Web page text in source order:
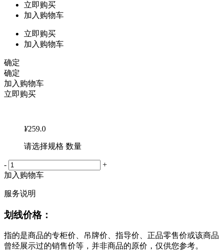
立即购买
加入购物车
立即购买
加入购物车
确定
确定
加入购物车
立即购买
¥259.0
请选择规格 数量
-
+
加入购物车
服务说明
划线价格：
指的是商品的专柜价、吊牌价、指导价、正品零售价或该商品
曾经展示过的销售价等，并非商品的原价，仅供您参考。